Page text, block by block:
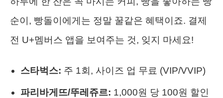
순이, 빵돌이에게는 정말 꿀같은 혜택이죠. 결제
전 U+멤버스 앱을 보여주는 것, 잊지 마세요!
스타벅스: 주 1회, 사이즈 업 무료 (VIP/VVIP)
파리바게뜨/뚜레쥬르: 1,000원 당 100원 할인